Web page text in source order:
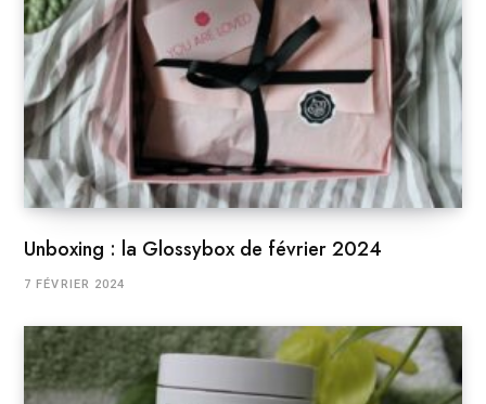
Unboxing : la Glossybox de février 2024
7 FÉVRIER 2024